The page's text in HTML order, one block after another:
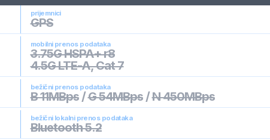
prijemnici
GPS
mobilni prenos podataka
3.75G HSPA+ r8
4.5G LTE-A, Cat 7
bežični prenos podataka
B 11MBps/G 54MBps/N 450MBps
bežični lokalni prenos podataka
Bluetooth 5.2